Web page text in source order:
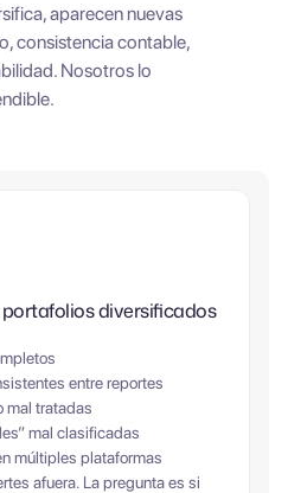
aparecen nuevas
consistencia contable,
Nosotros lo
diversificados
entre reportes
mal tratadas
mal clasificadas
múltiples plataformas
afuera. La pregunta es si